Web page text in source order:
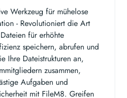
Werkzeug für mühelose
- Revolutioniert die Art
für erhöhte
speichern, abrufen und
Ihre Dateistrukturen an,
zusammen,
Aufgaben und
mit FileM8. Greifen